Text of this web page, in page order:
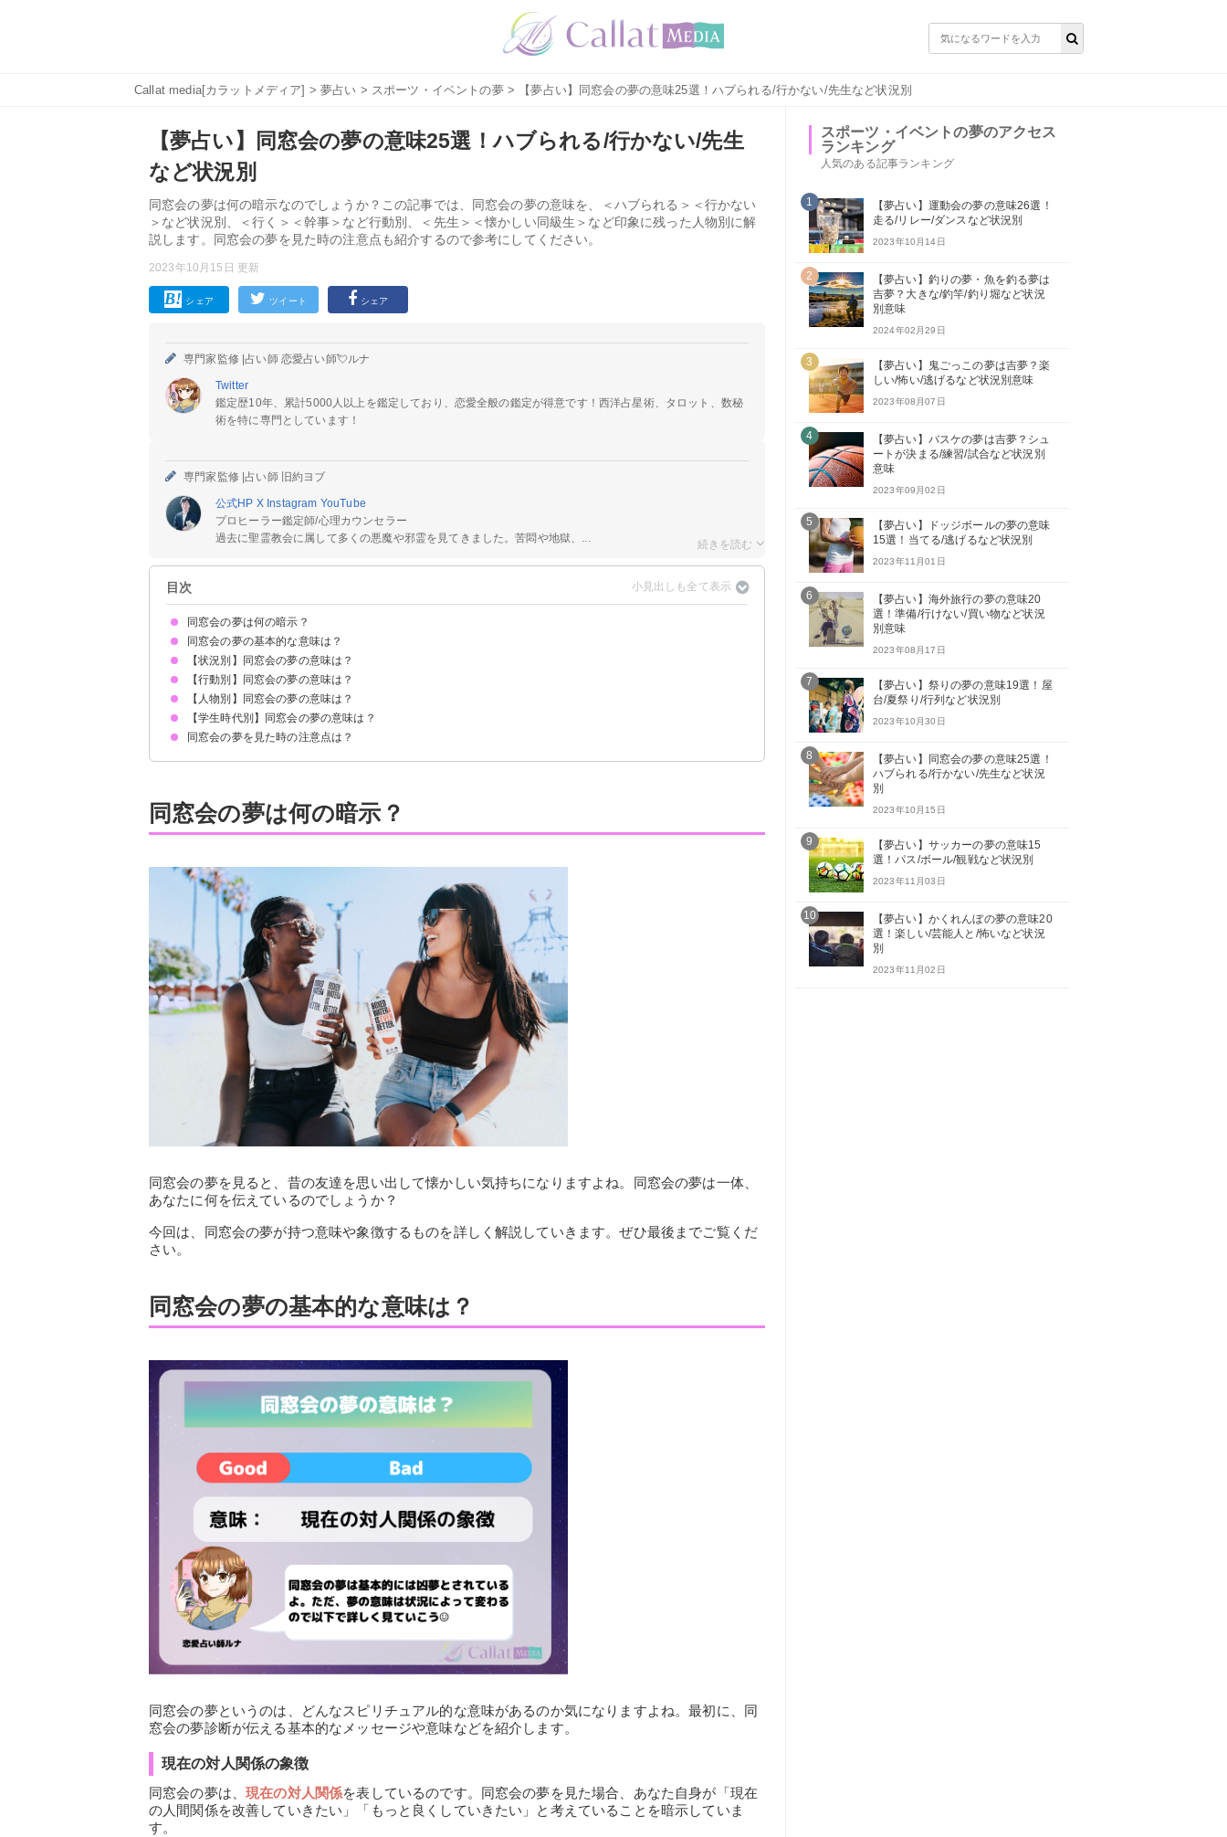
Callat media[カラットメディア] >夢占い > スポーツ・イベントの夢> 【夢占い】同窓会の夢の意味25選！ハブられる/行かない/先生など状況別
【夢占い】同窓会の夢の意味25選！ハブられる/行かない/先生
など状況別
同窓会の夢は何の暗示なのでしょうか？この記事では、同窓会の夢の意味を、＜ハブられる＞＜行かない
＞など状況別、＜行く＞＜幹事＞など行動別、＜先生＞＜懐かしい同級生＞など印象に残った人物別に解
説します。同窓会の夢を見た時の注意点も紹介するので参考にしてください。
2023年10月15日 更新
シェア ツイート シェア
専門家監修 |占い師 恋愛占い師💘ルナ
Twitter
鑑定歴10年、累計5000人以上を鑑定しており、恋愛全般の鑑定が得意です！西洋占星術、タロット、数秘
術を特に専門としています！
専門家監修 |占い師 旧約ヨブ
公式HP X Instagram YouTube
プロヒーラー鑑定師/心理カウンセラー
過去に聖霊教会に属して多くの悪魔や邪霊を見てきました。苦悶や地獄、...
目次
同窓会の夢は何の暗示？
同窓会の夢の基本的な意味は？
現在の対人関係の象徴
状況によって意味が決まる
【状況別】同窓会の夢の意味は？
同窓会をハブられる夢【吉夢】
同窓会でぼっちの夢【警告夢】
同窓会に呼ばれる夢【吉夢】
同窓会に行かない夢【警告夢】
同窓会が楽しくない夢【警告夢】
同窓会が楽しい夢【吉夢】
同窓会でモテる夢【吉夢】
【行動別】同窓会の夢の意味は？
同窓会に行く夢【吉夢】
同窓会の幹事をする夢【警告夢】
同窓会に遅刻する夢【警告夢】
同窓会で愚痴をいう夢【警告夢】
少人数の同窓会に行く夢【警告夢】
同窓会を仕切る夢【吉夢】
同窓会で騒ぐ夢【警告夢】
同窓会でケンカをする【警告夢】
【人物別】同窓会の夢の意味は？
同窓会で先生が印象的な夢【警告夢】
同窓会に知らない人がいる夢【警告夢】
同窓会で懐かしい同級生と出会う夢【警告夢】
同窓会で成功した同級生に会う夢【吉夢】
同窓会で憧れの異性に出会う夢【警告夢】
同窓会に芸能人がいる夢【警告夢】
同窓会で疎遠になった人に出会う夢【警告夢】
【学生時代別】同窓会の夢の意味は？
小学校の同窓会の夢【警告夢】
中学校の同窓会の夢【警告夢】
高校の同窓会の夢【警告夢】
同窓会の夢を見た時の注意点は？
同窓会の夢は何の暗示？
同窓会の夢を見ると、昔の友達を思い出して懐かしい気持ちになりますよね。同窓会の夢は一体、
あなたに何を伝えているのでしょうか？
今回は、同窓会の夢が持つ意味や象徴するものを詳しく解説していきます。ぜひ最後までご覧くだ
さい。
同窓会の夢の基本的な意味は？
同窓会の夢というのは、どんなスピリチュアル的な意味があるのか気になりますよね。最初に、同
窓会の夢診断が伝える基本的なメッセージや意味などを紹介します。
現在の対人関係の象徴
同窓会の夢は、現在の対人関係を表しているのです。同窓会の夢を見た場合、あなた自身が「現在
の人間関係を改善していきたい」「もっと良くしていきたい」と考えていることを暗示していま
す。
スポーツ・イベントの夢のアクセス
ランキング
人気のある記事ランキング
1
【夢占い】運動会の夢の意味26選！
走る/リレー/ダンスなど状況別
2023年10月14日
2
【夢占い】釣りの夢・魚を釣る夢は
吉夢？大きな/釣竿/釣り堀など状況
別意味
2024年02月29日
3
【夢占い】鬼ごっこの夢は吉夢？楽
しい/怖い/逃げるなど状況別意味
2023年08月07日
4
【夢占い】バスケの夢は吉夢？シュ
ートが決まる/練習/試合など状況別
意味
2023年09月02日
5
【夢占い】ドッジボールの夢の意味
15選！当てる/逃げるなど状況別
2023年11月01日
6
【夢占い】海外旅行の夢の意味20
選！準備/行けない/買い物など状況
別意味
2023年08月17日
7
【夢占い】祭りの夢の意味19選！屋
台/夏祭り/行列など状況別
2023年10月30日
8
【夢占い】同窓会の夢の意味25選！
ハブられる/行かない/先生など状況
別
2023年10月15日
9
【夢占い】サッカーの夢の意味15
選！パス/ボール/観戦など状況別
2023年11月03日
10
【夢占い】かくれんぼの夢の意味20
選！楽しい/芸能人と/怖いなど状況
別
2023年11月02日